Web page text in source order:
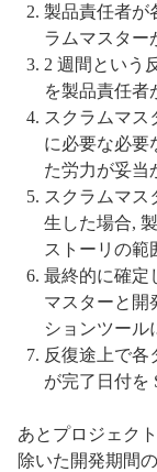
製品責任者が
ラムマスター
2 週間という
を製品責任者
スクラムマス
に必要な必要
た労力が妥当
スクラムマス
生した場合,
ストーリの範
最終的に確定
マスターと開
ションツール
反復途上で各
が完了日付を
あとプロジェク
除いた開発期間